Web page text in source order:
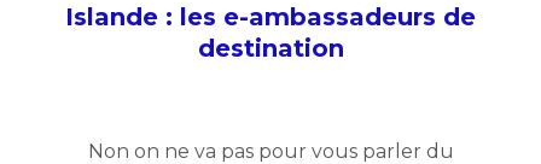
Islande : les e-ambassadeurs de
destination
Non on ne va pas pour vous parler du